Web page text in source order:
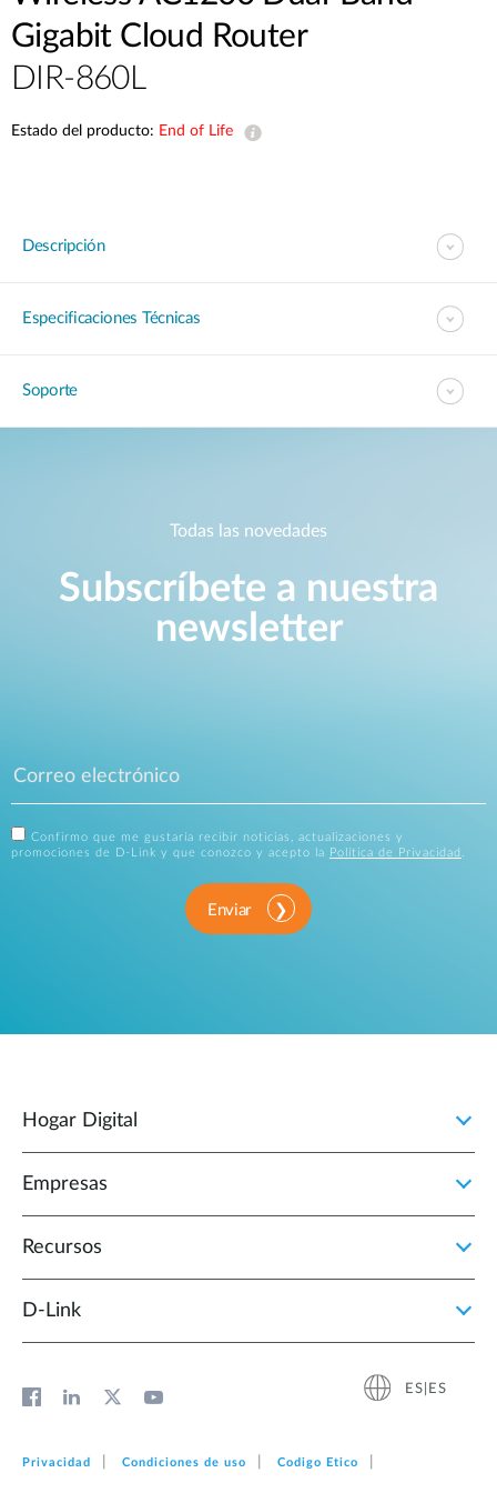
Gigabit Cloud Router
DIR-860L
Estado del producto: End of Life
Descripción
Especificaciones Técnicas
Soporte
Todas las novedades
Subscríbete a nuestra
newsletter
Confirmo que me gustaría recibir noticias, actualizaciones y
promociones de D-Link y que conozco y acepto la
Política de Privacidad .
Enviar
Hogar Digital
Empresas
Recursos
D‑Link
ES|ES
Privacidad Condiciones de uso Codigo Etico